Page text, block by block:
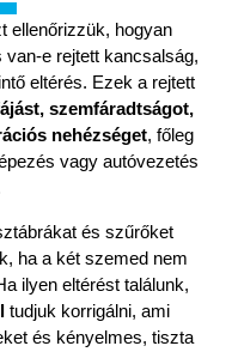
ellenőrizzük, hogyan
e rejtett kancsalság,
eltérés. Ezek a rejtett
szemfáradtságot,
nehézséget, főleg
vagy autóvezetés
és szűrőket
ha a két szemed nem
ilyen eltérést találunk,
tudjuk korrigálni, ami
és kényelmes, tiszta